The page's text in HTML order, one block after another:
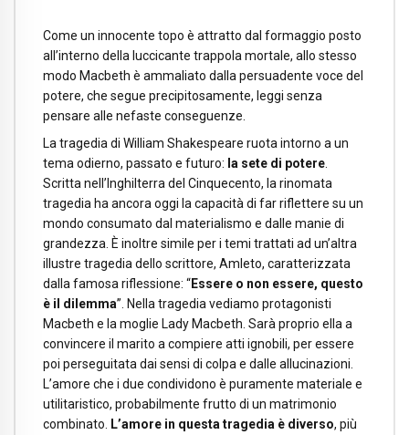
Come un innocente topo è attratto dal formaggio posto
all’interno della luccicante trappola mortale, allo stesso
modo Macbeth è ammaliato dalla persuadente voce del
potere, che segue precipitosamente, leggi senza
pensare alle nefaste conseguenze.
La tragedia di William Shakespeare ruota intorno a un
tema odierno, passato e futuro: la sete di potere.
Scritta nell’Inghilterra del Cinquecento, la rinomata
tragedia ha ancora oggi la capacità di far riflettere su un
mondo consumato dal materialismo e dalle manie di
grandezza. È inoltre simile per i temi trattati ad un’altra
illustre tragedia dello scrittore, Amleto, caratterizzata
dalla famosa riflessione: “Essere o non essere, questo
è il dilemma”. Nella tragedia vediamo protagonisti
Macbeth e la moglie Lady Macbeth. Sarà proprio ella a
convincere il marito a compiere atti ignobili, per essere
poi perseguitata dai sensi di colpa e dalle allucinazioni.
L’amore che i due condividono è puramente materiale e
utilitaristico, probabilmente frutto di un matrimonio
combinato. L’amore in questa tragedia è diverso, più